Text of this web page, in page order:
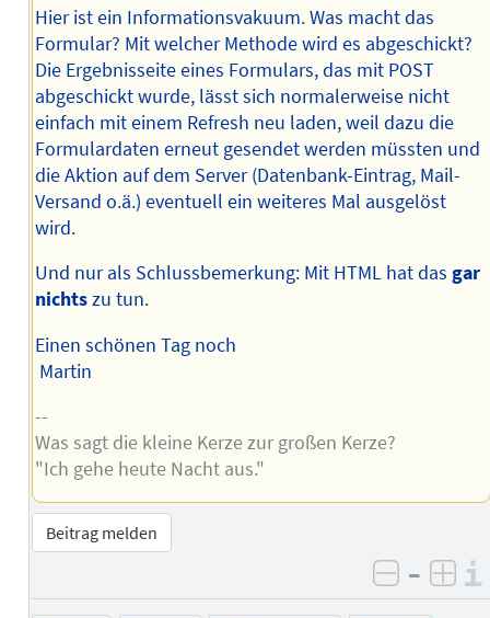
Hier ist ein Informationsvakuum. Was macht das
Formular? Mit welcher Methode wird es abgeschickt?
Die Ergebnisseite eines Formulars, das mit POST
abgeschickt wurde, lässt sich normalerweise nicht
einfach mit einem Refresh neu laden, weil dazu die
Formulardaten erneut gesendet werden müssten und
die Aktion auf dem Server (Datenbank-Eintrag, Mail-
Versand o.ä.) eventuell ein weiteres Mal ausgelöst
wird.
Und nur als Schlussbemerkung: Mit HTML hat das gar
nichtszu tun.
Einen schönen Tag noch
Martin
--
Was sagt die kleine Kerze zur großen Kerze?
"Ich gehe heute Nacht aus."
Beitrag melden
negativ
–